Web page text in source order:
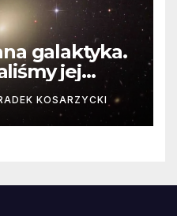
galaktyka.
jej
KOSARZYCKI